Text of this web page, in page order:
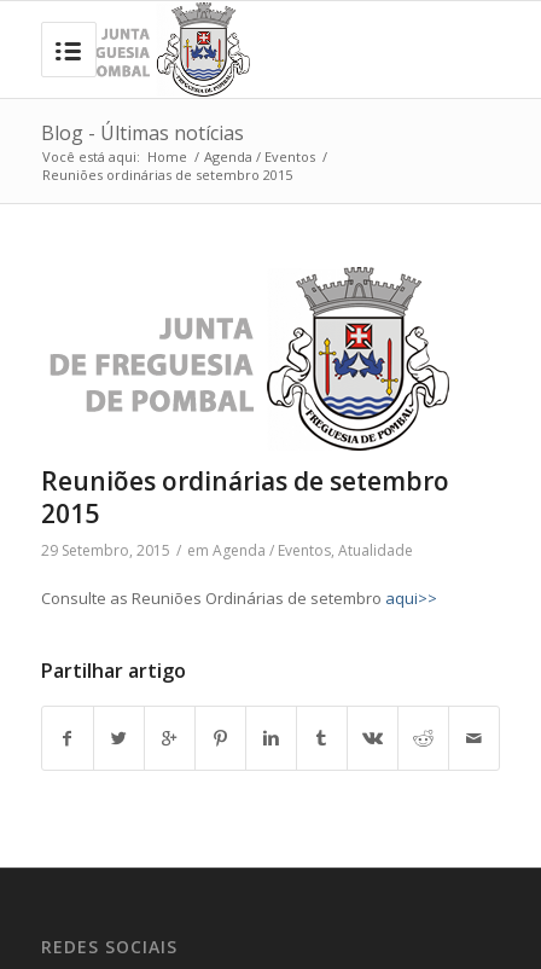
Blog - Últimas notícias
Você está aqui: Home / Agenda / Eventos /
Reuniões ordinárias de setembro 2015
Reuniões ordinárias de setembro
2015
29 Setembro, 2015 / em Agenda / Eventos, Atualidade
Consulte as Reuniões Ordinárias de setembro aqui>>
Partilhar artigo
REDES SOCIAIS